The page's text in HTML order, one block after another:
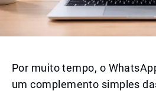
Por muito tempo, o
um complemento simples